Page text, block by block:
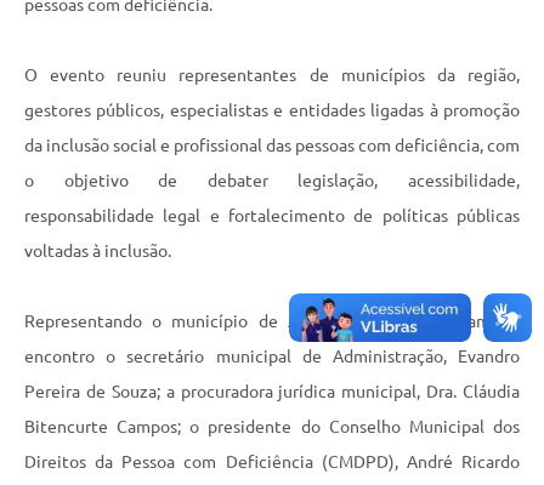
pessoas com deficiência.
O evento reuniu representantes de municípios da região,
gestores públicos, especialistas e entidades ligadas à promoção
da inclusão social e profissional das pessoas com deficiência, com
o objetivo de debater legislação, acessibilidade,
responsabilidade legal e fortalecimento de políticas públicas
voltadas à inclusão.
Representando o município de Adamantina, participaram do
encontro o secretário municipal de Administração, Evandro
Pereira de Souza; a procuradora jurídica municipal, Dra. Cláudia
Bitencurte Campos; o presidente do Conselho Municipal dos
Direitos da Pessoa com Deficiência (CMDPD), André Ricardo